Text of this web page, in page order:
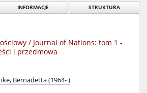
INFORMACJE STRUKTURA
/ Journal of Nations: tom 1 -
i przedmowa
Bernadetta (1964- )